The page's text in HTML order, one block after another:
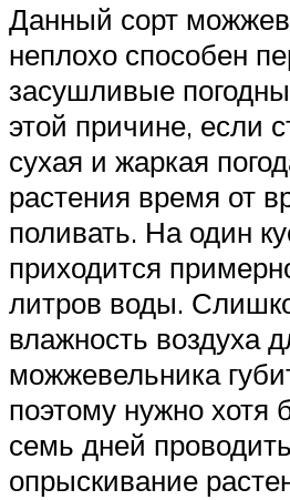
Данный сорт
неплохо способен
засушливые
этой причине, если
сухая и жаркая
растения время от
поливать. На один
приходится
литров воды.
влажность воздуха
можжевельника
поэтому нужно хотя
семь дней проводить
опрыскивание